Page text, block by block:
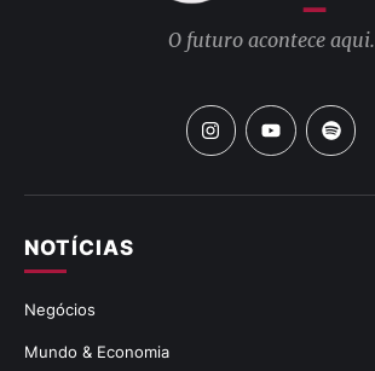
NOTÍCIAS
Negócios
Mundo & Economia
O futuro acontece aqui.